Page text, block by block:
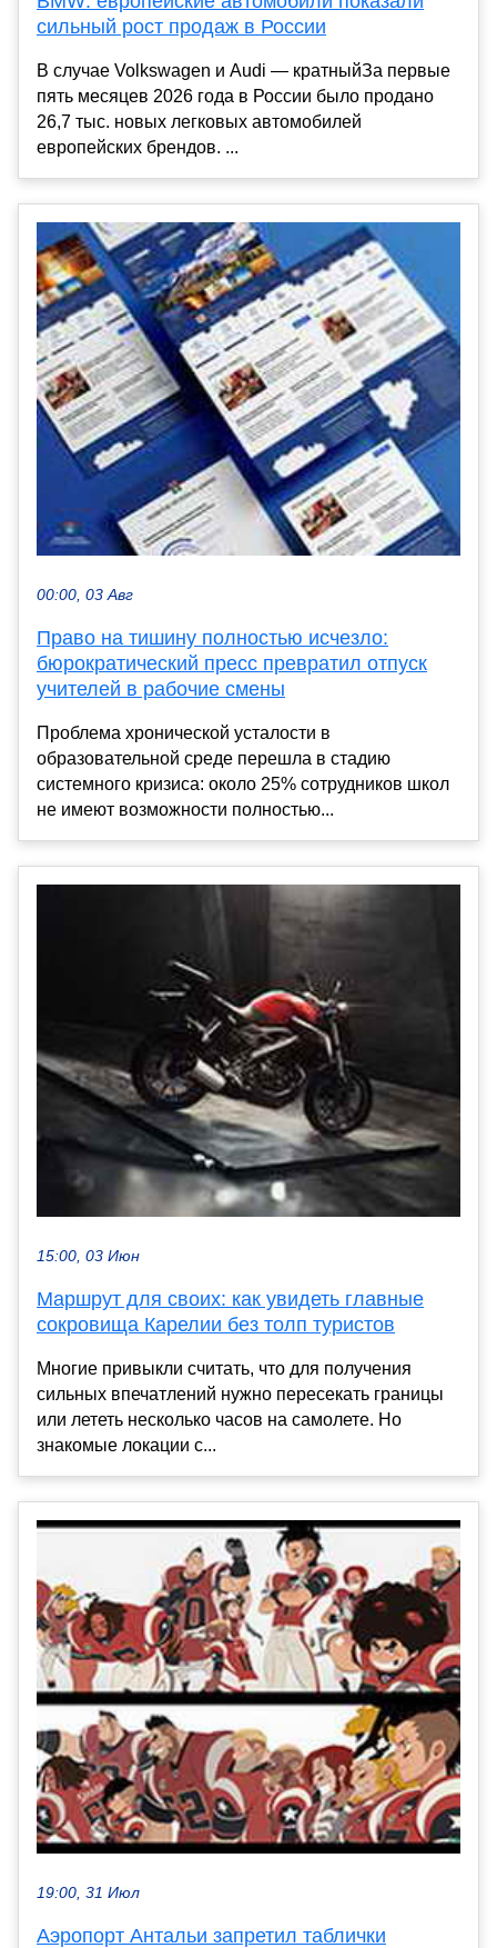
сильный рост продаж в России
В случае Volkswagen и Audi — кратныйЗа первые
пять месяцев 2026 года в России было продано
26,7 тыс. новых легковых автомобилей
европейских брендов. ...
00:00, 03 Авг
Право на тишину полностью исчезло:
бюрократический пресс превратил отпуск
учителей в рабочие смены
Проблема хронической усталости в
образовательной среде перешла в стадию
системного кризиса: около 25% сотрудников школ
не имеют возможности полностью...
15:00, 03 Июн
Маршрут для своих: как увидеть главные
сокровища Карелии без толп туристов
Многие привыкли считать, что для получения
сильных впечатлений нужно пересекать границы
или лететь несколько часов на самолете. Но
знакомые локации с...
19:00, 31 Июл
Аэропорт Антальи запретил таблички